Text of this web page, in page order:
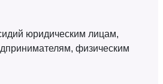
юридическим лицам,
физическим